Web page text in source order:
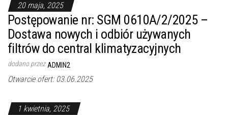
20 maja, 2025
Postępowanie nr: SGM 0610A/2/2025 –
Dostawa nowych i odbiór używanych
filtrów do central klimatyzacyjnych
dodano przez ADMIN2
Otwarcie ofert: 03.06.2025
1 kwietnia, 2025